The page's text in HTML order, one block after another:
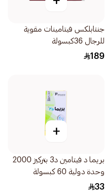
جنتابلكس فيتامينات مقوية
للرجال 36كبسولة
189
+
بريما د فيتامين د3 بتركيز 2000
وحدة دولية 60 كبسولة
33